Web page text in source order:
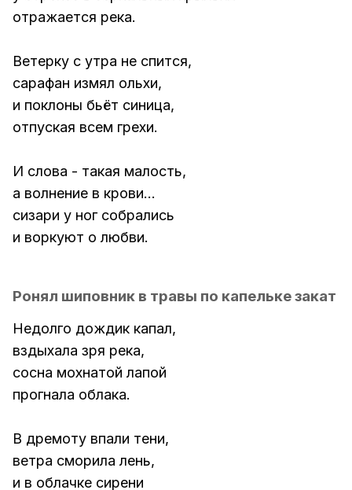
отражается река.
Ветерку с утра не спится,
сарафан измял ольхи,
и поклоны бьёт синица,
отпуская всем грехи.
И слова - такая малость,
а волнение в крови...
сизари у ног собрались
и воркуют о любви.
Ронял шиповник в травы по капельке закат
Недолго дождик капал,
вздыхала зря река,
сосна мохнатой лапой
прогнала облака.
В дремоту впали тени,
ветра сморила лень,
и в облачке сирени